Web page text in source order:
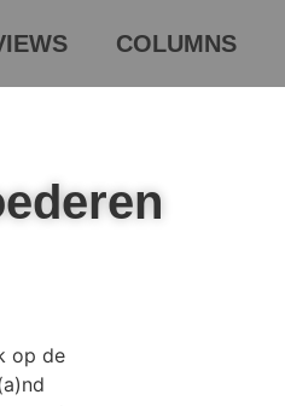
COLUMNS